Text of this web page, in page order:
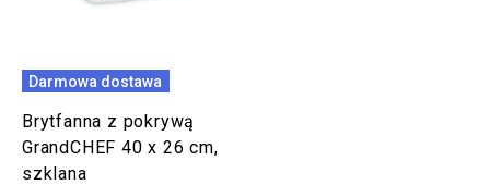
Darmowa dostawa
Brytfanna z pokrywą
GrandCHEF 40 x 26 cm,
szklana